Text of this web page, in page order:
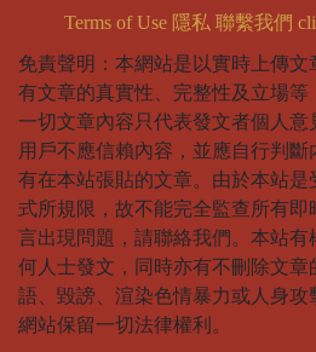
Terms of Use 隱私 聯繫我們
免責聲明：本網站是以實時上傳
有文章的真實性、完整性及立場
一切文章內容只代表發文者個人意
用戶不應信賴內容，並應自行判
有在本站張貼的文章。由於本站
式所規限，故不能完全監查所有即
言出現問題，請聯絡我們。本站
何人士發文，同時亦有不刪除文
語、毀謗、渲染色情暴力或人身
網站保留一切法律權利。